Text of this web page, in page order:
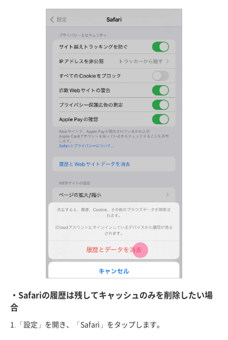
・Safariの履歴は残してキャッシュのみを削除したい場
合
1.「設定」を開き、「Safari」をタップします。